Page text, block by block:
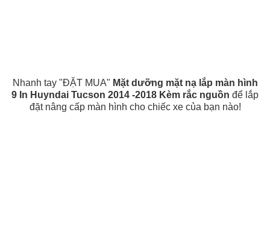
Nhanh tay "ĐẶT MUA" Mặt dưỡng mặt nạ lắp màn hình
9 In Huyndai Tucson 2014 -2018 Kèm rắc nguồn để lắp
đặt nâng cấp màn hình cho chiếc xe của bạn nào!